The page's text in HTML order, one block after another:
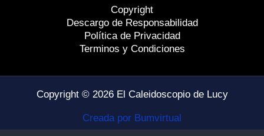
Copyright
Descargo de Responsabilidad
Política de Privacidad
Terminos y Condiciones
Copyright © 2026 El Caleidoscopio de Lucy
Creada por Bumvirtual